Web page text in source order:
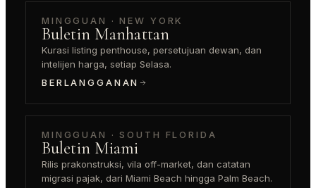
MINGGUAN · NEW YORK
Buletin Manhattan
Kurasi listing penthouse, persetujuan dewan, dan
intelijen harga, setiap Selasa.
BERLANGGANAN
MINGGUAN · SOUTH FLORIDA
Buletin Miami
Rilis prakonstruksi, vila off-market, dan catatan
migrasi pajak, dari Miami Beach hingga Palm Beach.